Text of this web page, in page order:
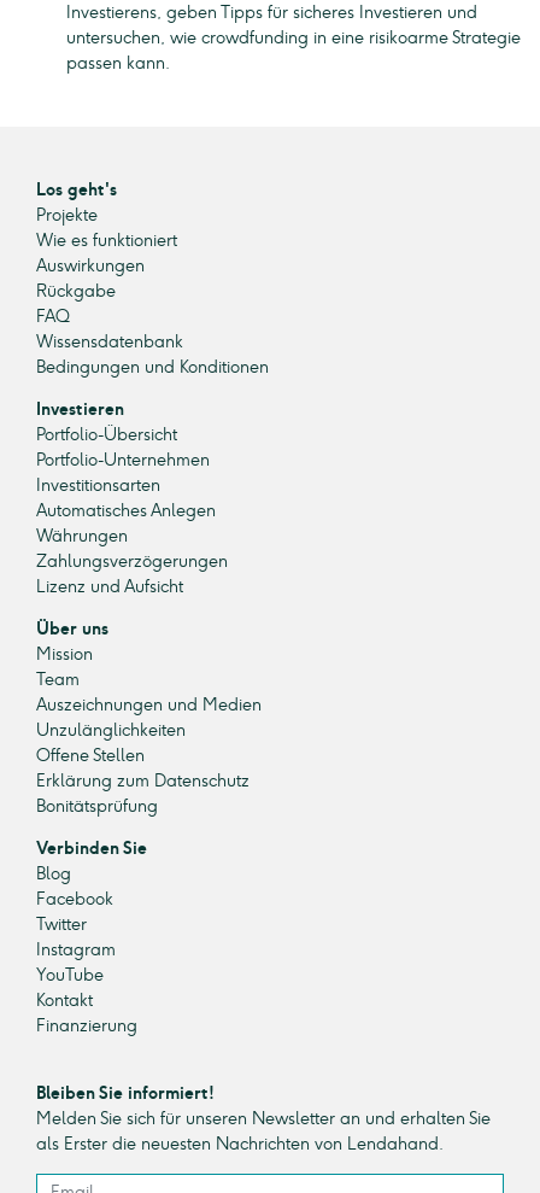
Investierens, geben Tipps für sicheres Investieren und
untersuchen, wie crowdfunding in eine risikoarme Strategie
passen kann.
Los geht's
Projekte
Wie es funktioniert
Auswirkungen
Rückgabe
FAQ
Wissensdatenbank
Bedingungen und Konditionen
Investieren
Portfolio-Übersicht
Portfolio-Unternehmen
Investitionsarten
Automatisches Anlegen
Währungen
Zahlungsverzögerungen
Lizenz und Aufsicht
Über uns
Mission
Team
Auszeichnungen und Medien
Unzulänglichkeiten
Offene Stellen
Erklärung zum Datenschutz
Bonitätsprüfung
Verbinden Sie
Blog
Facebook
Twitter
Instagram
YouTube
Kontakt
Finanzierung
Bleiben Sie informiert!
Melden Sie sich für unseren Newsletter an und erhalten Sie
als Erster die neuesten Nachrichten von Lendahand.